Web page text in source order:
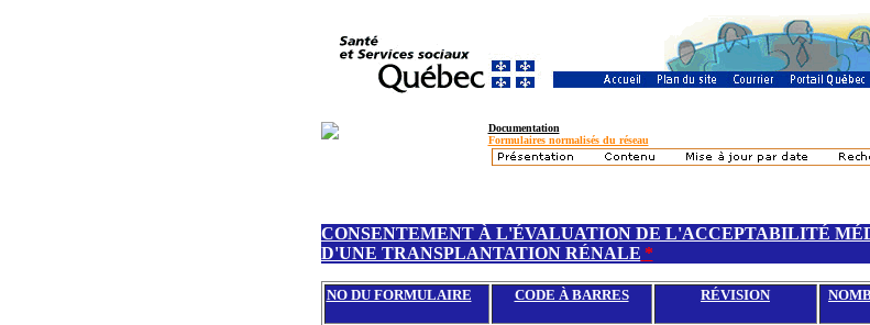
Documentation
Formulaires normalisés du réseau
CONSENTEMENT À L'ÉVALUATION DE L'ACCEPTABILITÉ
D'UNE TRANSPLANTATION RÉNALE *
NO DU FORMULAIRE CODE À BARRES RÉVISION